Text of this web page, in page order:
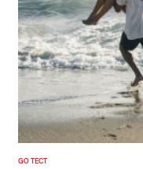
GO ТЕСТ